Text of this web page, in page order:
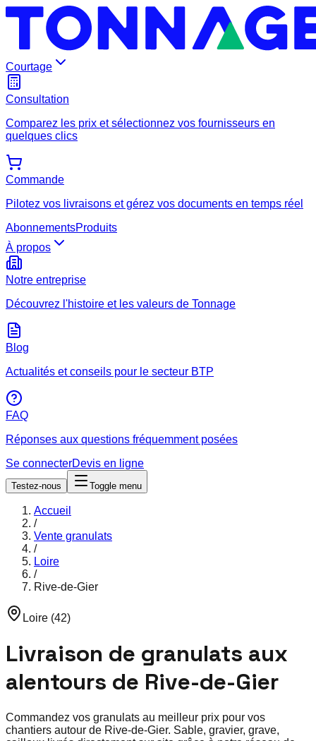
Courtage
Consultation
Comparez les prix et sélectionnez vos fournisseurs en
quelques clics
Commande
Pilotez vos livraisons et gérez vos documents en temps réel
AbonnementsProduits
À propos
Notre entreprise
Découvrez l'histoire et les valeurs de Tonnage
Blog
Actualités et conseils pour le secteur BTP
FAQ
Réponses aux questions fréquemment posées
Se connecterDevis en ligne
Testez-nous Toggle menu
Accueil
/
Vente granulats
/
Loire
/
Rive-de-Gier
Loire (42)
Livraison de granulats aux
alentours de Rive-de-Gier
Commandez vos granulats au meilleur prix pour vos
chantiers autour de Rive-de-Gier. Sable, gravier, grave,